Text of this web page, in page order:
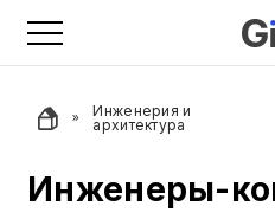
Инженерия и
архитектура
Инженеры-